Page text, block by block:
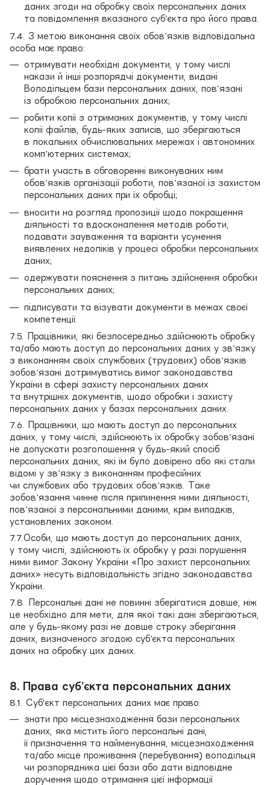
даних згоди на обробку своїх персональних даних
та повідомлення вказаного суб’єкта про його права.
7.4. З метою виконання своїх обов’язків відповідальна
особа має право:
отримувати необхідні документи, у тому числі
накази й інші розпорядчі документи, видані
Володільцем бази персональних даних, пов’язані
із обробкою персональних даних;
робити копії з отриманих документів, у тому числі
копії файлів, будь-яких записів, що зберігаються
в локальних обчислювальних мережах і автономних
комп’ютерних системах;
брати участь в обговоренні виконуваних ним
обов’язків організації роботи, пов’язаної із захистом
персональних даних при їх обробці;
вносити на розгляд пропозиції щодо покращення
діяльності та вдосконалення методів роботи,
подавати зауваження та варіанти усунення
виявлених недоліків у процесі обробки персональних
даних;
одержувати пояснення з питань здійснення обробки
персональних даних;
підписувати та візувати документи в межах своєї
компетенції.
7.5. Працівники, які безпосередньо здійснюють обробку
та/або мають доступ до персональних даних у зв’язку
з виконанням своїх службових (трудових) обов’язків
зобов’язані дотримуватись вимог законодавства
України в сфері захисту персональних даних
та внутрішніх документів, щодо обробки і захисту
персональних даних у базах персональних даних.
7.6. Працівники, що мають доступ до персональних
даних, у тому числі, здійснюють їх обробку зобов’язані
не допускати розголошення у будь-який спосіб
персональних даних, які їм було довірено або які стали
відомі у зв’язку з виконанням професійних
чи службових або трудових обов’язків. Таке
зобов’язання чинне після припинення ними діяльності,
пов’язаної з персональними даними, крім випадків,
установлених законом.
7.7.Особи, що мають доступ до персональних даних,
у тому числі, здійснюють їх обробку у разі порушення
ними вимог Закону України «Про захист персональних
даних» несуть відповідальність згідно законодавства
України.
7.8. Персональні дані не повинні зберігатися довше, ніж
це необхідно для мети, для якої такі дані зберігаються,
але у будь-якому разі не довше строку зберігання
даних, визначеного згодою суб’єкта персональних
даних на обробку цих даних.
8. Права суб’єкта персональних даних
8.1. Суб'єкт персональних даних має право:
знати про місцезнаходження бази персональних
даних, яка містить його персональні дані,
її призначення та найменування, місцезнаходження
та/або місце проживання (перебування) володільця
чи розпорядника цієї бази або дати відповідне
доручення щодо отримання цієї інформації